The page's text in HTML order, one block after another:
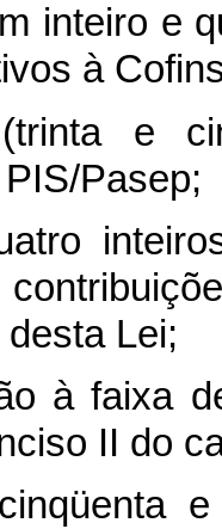
inteiro e
à
e
Pasep;
desta Lei;
à faixa
II do